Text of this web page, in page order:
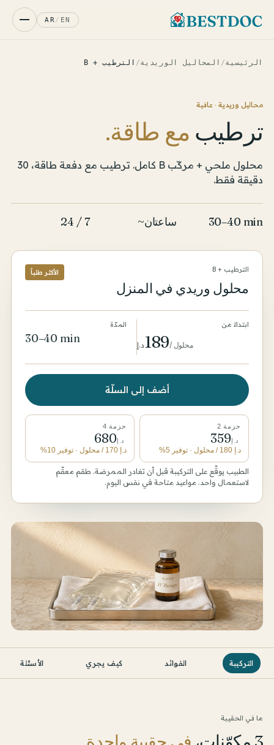
EN
/
AR
الرئيسية/ المحاليل الوريدية/ الترطيب + B
محاليل وريدية · عافية
ترطيب مع طاقة.
محلول ملحي + مركّب B كامل. ترطيب مع دفعة طاقة، 30
دقيقة فقط.
30–40 min ~ساعتان 24 / 7
الترطيب + B
محلول وريدي في المنزل
الأكثر طلباً
ابتداءً من
د.إ189/ محلول
المدّة
30–40 min
أضف إلى السلّة
حزمة 2
د.إ359
د.إ 180 / محلول · توفير 5%
حزمة 4
د.إ680
د.إ 170 / محلول · توفير 10%
الطبيب يوقّع على التركيبة قبل أن تغادر الممرضة. طقم معقّم
لاستعمال واحد. مواعيد متاحة في نفس اليوم.
التركيبة الفوائد كيف يجري الأسئلة
ما في الحقيبة